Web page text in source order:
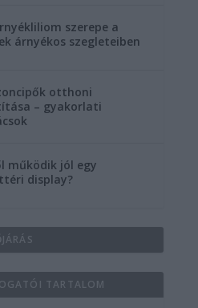
szerepe a
árnyékos szegleteiben
otthoni
– gyakorlati
működik jól egy
display?
TARTALOM